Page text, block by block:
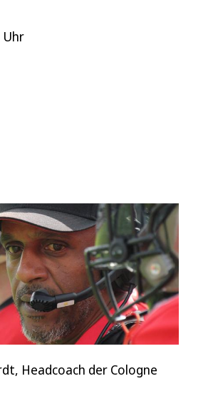
Uhr
Headcoach der Cologne